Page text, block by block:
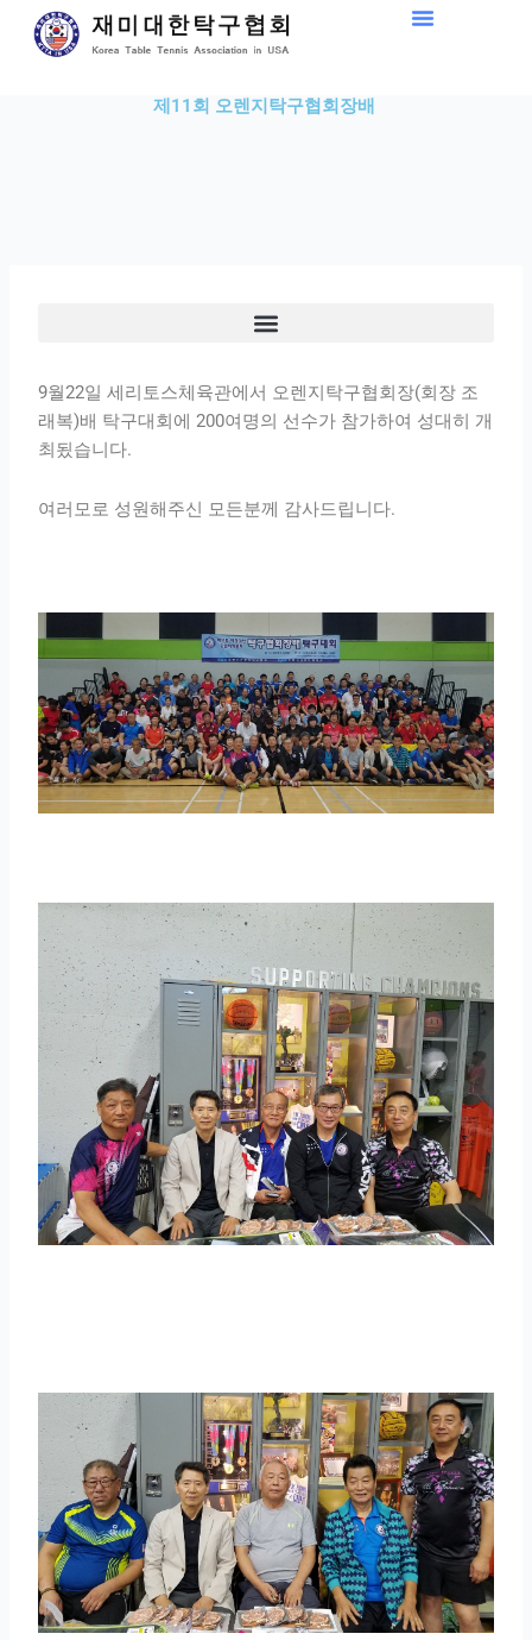
제11회 오렌지탁구협회장배
9월22일 세리토스체육관에서 오렌지탁구협회장(회장 조
래복)배 탁구대회에 200여명의 선수가 참가하여 성대히 개
최됬습니다.
여러모로 성원해주신 모든분께 감사드립니다.